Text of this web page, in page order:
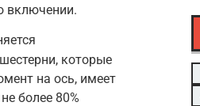
включении.
которые
на ось, имеет
более 80%